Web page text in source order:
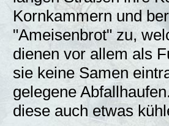
Kornkammern und
"Ameisenbrot" zu,
dienen vor allem als
sie keine Samen
gelegene
diese auch etwas